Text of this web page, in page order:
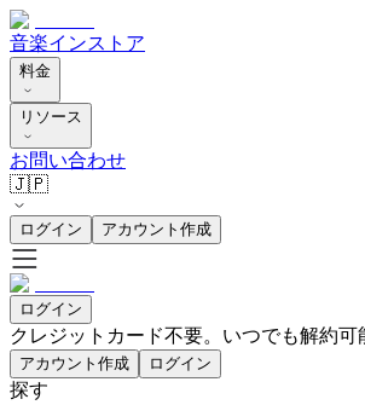
音楽インストア
料金
リソース
お問い合わせ
🇯🇵
ログイン アカウント作成
ログイン
クレジットカード不要。いつでも解約可
アカウント作成 ログイン
探す